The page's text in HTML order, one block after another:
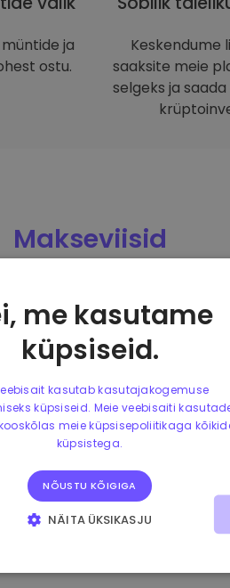
ja
ostu.
Keskendume
saaksite meie
selgeks ja
Makseviisid
juurdepääs
me kasutame
küpsiseid.
kasutab kasutajakogemuse
küpsiseid. Meie veebisaiti
meie küpsisepoliitikaga
küpsistega.
NÕUSTU KÕIGIGA
NÄITA ÜKSIKASJU